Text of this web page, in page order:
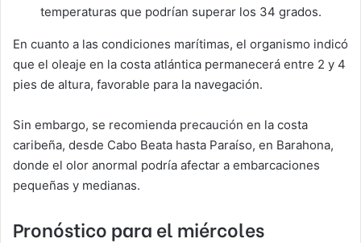
temperaturas que podrían superar los 34 grados.
En cuanto a las condiciones marítimas, el organismo indicó
que el oleaje en la costa atlántica permanecerá entre 2 y 4
pies de altura, favorable para la navegación.
Sin embargo, se recomienda precaución en la costa
caribeña, desde Cabo Beata hasta Paraíso, en Barahona,
donde el olor anormal podría afectar a embarcaciones
pequeñas y medianas.
Pronóstico para el miércoles